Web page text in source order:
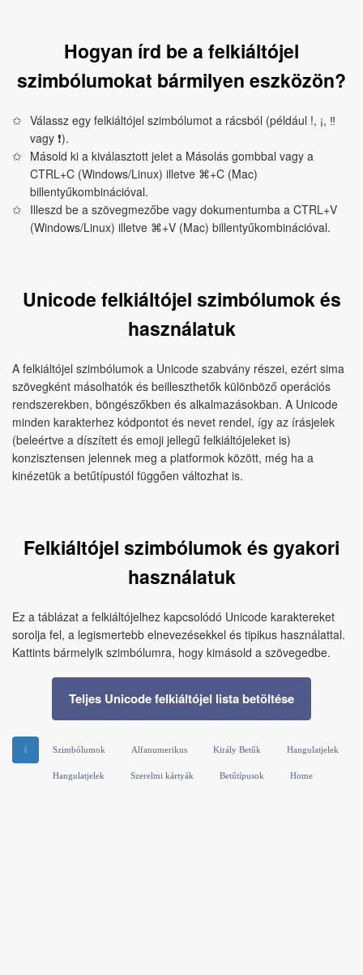
Hogyan írd be a felkiáltójel
szimbólumokat bármilyen eszközön?
Válassz egy felkiáltójel szimbólumot a rácsból (például !, ¡, ‼
vagy ❗).
Másold ki a kiválasztott jelet a Másolás gombbal vagy a
CTRL+C (Windows/Linux) illetve ⌘+C (Mac)
billentyűkombinációval.
Illeszd be a szövegmezőbe vagy dokumentumba a CTRL+V
(Windows/Linux) illetve ⌘+V (Mac) billentyűkombinációval.
Unicode felkiáltójel szimbólumok és
használatuk
A felkiáltójel szimbólumok a Unicode szabvány részei, ezért sima
szövegként másolhatók és beilleszthetők különböző operációs
rendszerekben, böngészőkben és alkalmazásokban. A Unicode
minden karakterhez kódpontot és nevet rendel, így az írásjelek
(beleértve a díszített és emoji jellegű felkiáltójeleket is)
konzisztensen jelennek meg a platformok között, még ha a
kinézetük a betűtípustól függően változhat is.
Felkiáltójel szimbólumok és gyakori
használatuk
Ez a táblázat a felkiáltójelhez kapcsolódó Unicode karaktereket
sorolja fel, a legismertebb elnevezésekkel és tipikus használattal.
Kattints bármelyik szimbólumra, hogy kimásold a szövegedbe.
Teljes Unicode felkiáltójel lista betöltése
❕ Szimbólumok Alfanumerikus Király Betűk Hangulatjelek
Hangulatjelek Szerelmi kártyák Betűtípusok Home